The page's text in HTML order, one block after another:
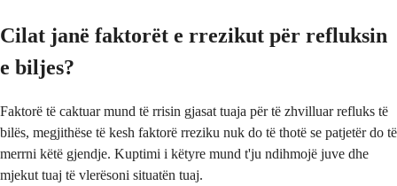
Cilat janë faktorët e rrezikut për refluksin
e biljes?
Faktorë të caktuar mund të rrisin gjasat tuaja për të zhvilluar refluks të
bilës, megjithëse të kesh faktorë rreziku nuk do të thotë se patjetër do të
merrni këtë gjendje. Kuptimi i këtyre mund t'ju ndihmojë juve dhe
mjekut tuaj të vlerësoni situatën tuaj.